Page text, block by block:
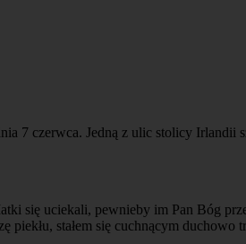
7 czerwca. Jedną z ulic stolicy Irlandii
się uciekali, pewnieby im Pan Bóg
piekłu, stałem się cuchnącym duchowo